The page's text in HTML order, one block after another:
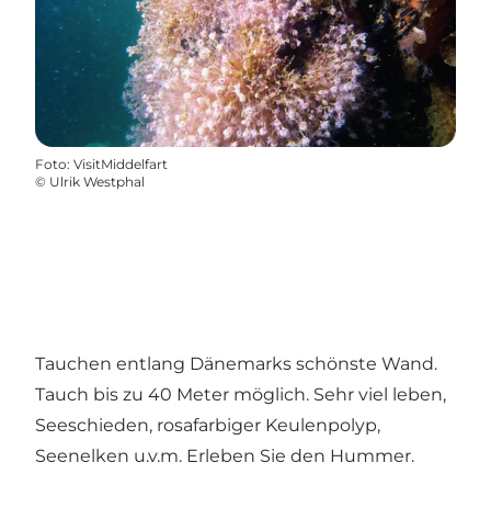
Foto: VisitMiddelfart
© Ulrik Westphal
Tauchen entlang Dänemarks schönste Wand.
Tauch bis zu 40 Meter möglich. Sehr viel leben,
Seeschieden, rosafarbiger Keulenpolyp,
Seenelken u.v.m. Erleben Sie den Hummer.